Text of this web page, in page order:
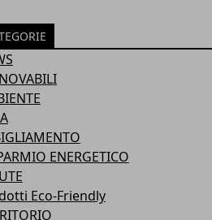
ENERGETICO
Eco-Friendly